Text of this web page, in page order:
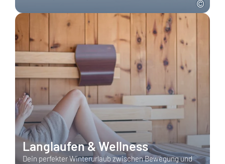
Langlaufen & Wellness
Dein perfekter Winterurlaub zwischen Bewegung und